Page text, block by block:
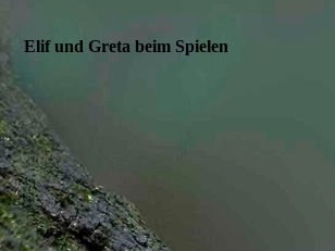
Elif und Greta beim Spielen